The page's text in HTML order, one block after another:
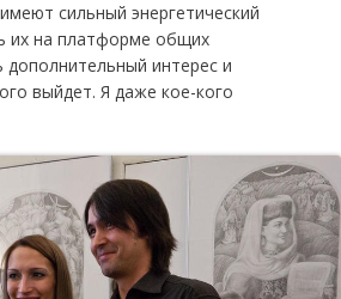
сильный энергетический
их на платформе общих
дополнительный интерес и
выйдет. Я даже кое-кого